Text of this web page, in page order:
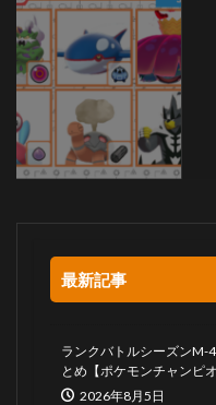
最新記事
ランクバトルシーズンM-
とめ【ポケモンチャンピ
2026年8月5日